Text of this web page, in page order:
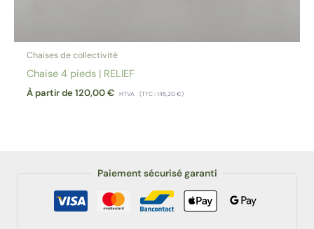
Chaises de collectivité
Chaise 4 pieds | RELIEF
À partir de120,00€ HTVA (TTC :145,20€)
Paiement sécurisé garanti